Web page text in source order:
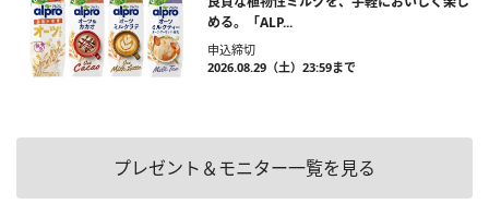
める。「ALP...
申込締切
2026.08.29（土）23:59まで
プレゼント＆モニター一覧を見る